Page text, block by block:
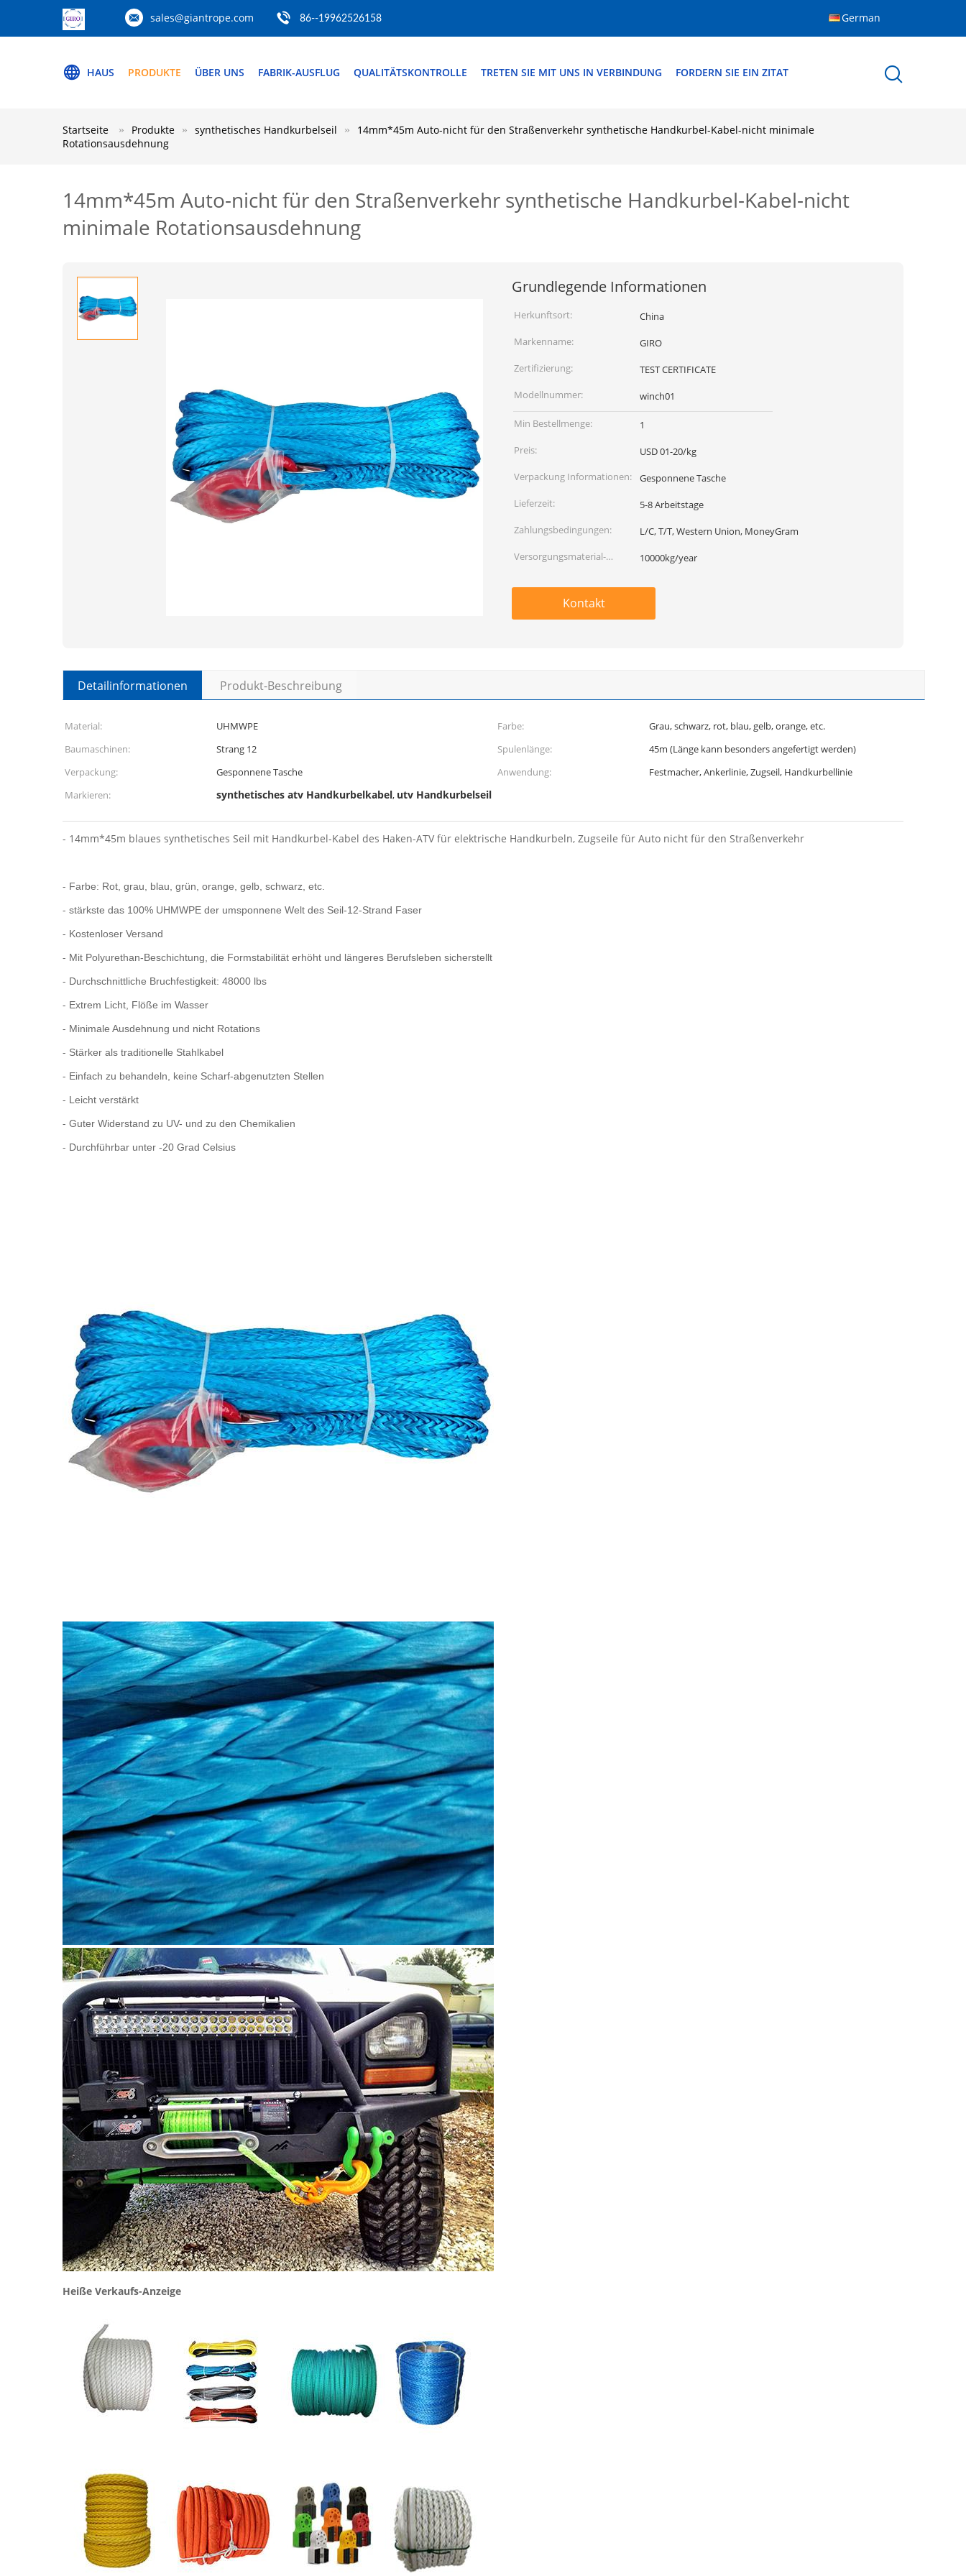
sales@giantrope.com 86--19962526158 German
HAUS PRODUKTE ÜBER UNS FABRIK-AUSFLUG QUALITÄTSKONTROLLE TRETEN SIE MIT UNS IN VERBINDUNG FORDERN SIE EIN ZITAT
Startseite Produkte synthetisches Handkurbelseil
14mm*45m Auto-nicht für den Straßenverkehr synthetische Handkurbel-Kabel-nicht minimale
Rotationsausdehnung
14mm*45m Auto-nicht für den Straßenverkehr synthetische Handkurbel-Kabel-nicht
minimale Rotationsausdehnung
Grundlegende Informationen
Herkunftsort:
China
Markenname:
GIRO
Zertifizierung:
TEST CERTIFICATE
Modellnummer:
winch01
Min Bestellmenge:
1
Preis:
USD 01-20/kg
Verpackung Informationen:
Gesponnene Tasche
Lieferzeit:
5-8 Arbeitstage
Zahlungsbedingungen:
L/C, T/T, Western Union, MoneyGram
Versorgungsmaterial-
10000kg/year
Kontakt
Detailinformationen Produkt-Beschreibung
Material: UHMWPE Farbe:
Grau, schwarz, rot, blau, gelb, orange, etc.
Baumaschinen:
Strang 12 Spulenlänge:
45m (Länge kann besonders angefertigt werden)
Verpackung:
Gesponnene Tasche Anwendung:
Festmacher, Ankerlinie, Zugseil, Handkurbellinie
Markieren:
synthetisches atv Handkurbelkabel, utv Handkurbelseil
- 14mm*45m blaues synthetisches Seil mit Handkurbel-Kabel des Haken-ATV für elektrische Handkurbeln, Zugseile für Auto nicht für den Straßenverkehr
- Farbe: Rot, grau, blau, grün, orange, gelb, schwarz, etc.
- stärkste das 100% UHMWPE der umsponnene Welt des Seil-12-Strand Faser
- Kostenloser Versand
- Mit Polyurethan-Beschichtung, die Formstabilität erhöht und längeres Berufsleben sicherstellt
- Durchschnittliche Bruchfestigkeit: 48000 lbs
- Extrem Licht, Flöße im Wasser
- Minimale Ausdehnung und nicht Rotations
- Stärker als traditionelle Stahlkabel
- Einfach zu behandeln, keine Scharf-abgenutzten Stellen
- Leicht verstärkt
- Guter Widerstand zu UV- und zu den Chemikalien
- Durchführbar unter -20 Grad Celsius
Heiße Verkaufs-Anzeige